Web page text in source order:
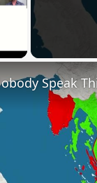
Speak